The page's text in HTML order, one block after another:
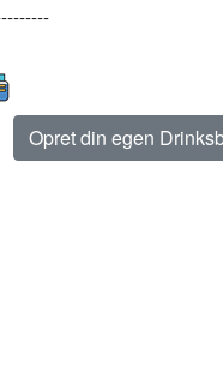
Opret din egen